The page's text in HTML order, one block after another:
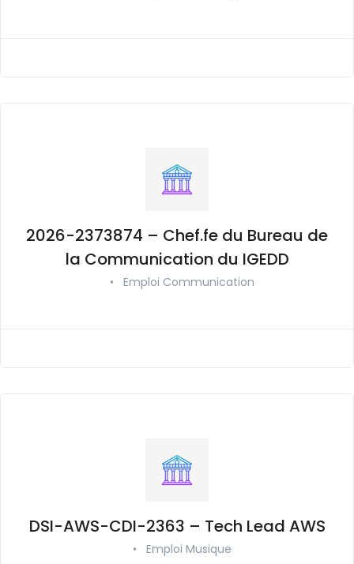
2026-2373874 – Chef.fe du Bureau de
la Communication du IGEDD
• Emploi Communication
DSI-AWS-CDI-2363 – Tech Lead AWS
• Emploi Musique